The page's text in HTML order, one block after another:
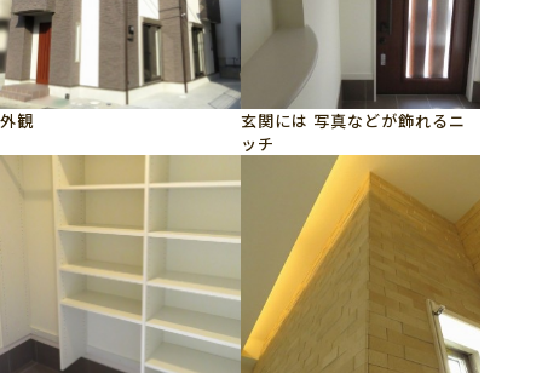
外観
玄関には 写真などが飾れるニ
ッチ